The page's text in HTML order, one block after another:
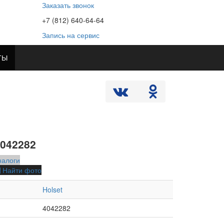
Заказать звонок
+7 (812) 640-64-64
Запись на сервис
Найти фото
Holset
4042282